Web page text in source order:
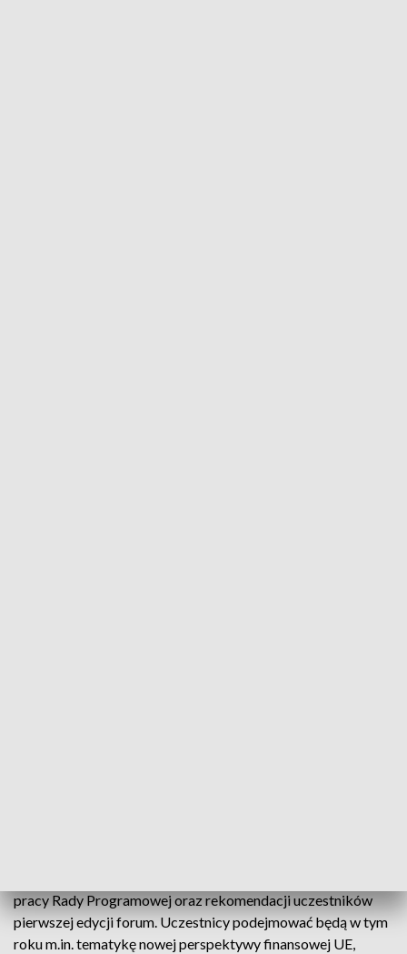
pracy Rady Programowej oraz rekomendacji uczestników
pierwszej edycji forum. Uczestnicy podejmować będą w tym
roku m.in. tematykę nowej perspektywy finansowej UE,